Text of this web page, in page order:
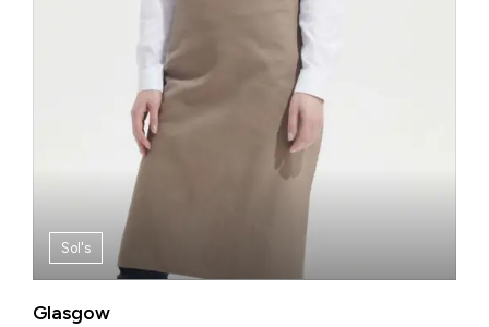
Sol's
Glasgow